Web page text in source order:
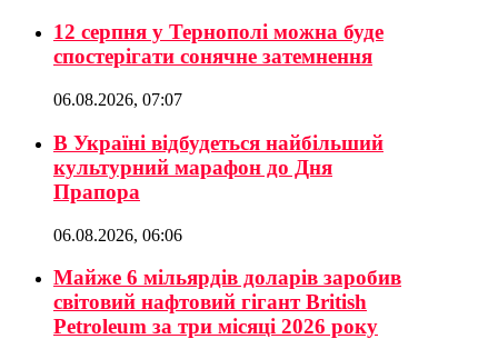
12 серпня у Тернополі можна буде
спостерігати сонячне затемнення
06.08.2026, 07:07
В Україні відбудеться найбільший
культурний марафон до Дня
Прапора
06.08.2026, 06:06
Майже 6 мільярдів доларів заробив
світовий нафтовий гігант British
Petroleum за три місяці 2026 року